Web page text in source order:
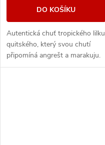
DO KOŠÍKU
Autentická chuť tropického lilku
quitského, který svou chutí
připomíná angrešt a marakuju.
Příjemnou kyselinku a svěžest